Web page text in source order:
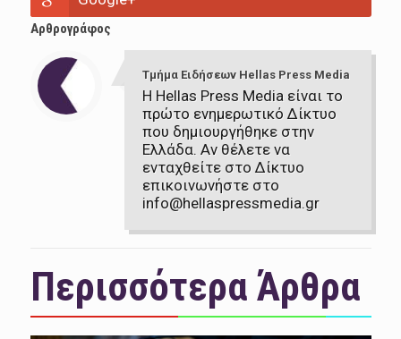
Αρθρογράφος
Τμήμα Ειδήσεων Hellas Press Media
Η Hellas Press Media είναι το
πρώτο ενημερωτικό Δίκτυο
που δημιουργήθηκε στην
Ελλάδα. Αν θέλετε να
ενταχθείτε στο Δίκτυο
επικοινωνήστε στο
info@hellaspressmedia.gr
Περισσότερα Άρθρα